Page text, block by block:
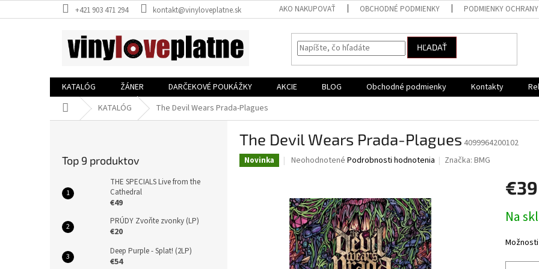
na
+421 903 471 294 kontakt@vinyloveplatne.sk AKO NAKUPOVAŤ OBCHODNÉ PODMIENKY PODMIENKY OCHRANY
HĽADAŤ
KATALÓG ŽÁNER DARČEKOVÉ POUKÁŽKY AKCIE BLOG Obchodné podmienky Kontakty
DomovKATALÓG The Devil Wears Prada-Plagues
Top 9 produktov
THE SPECIALS Live from the
Cathedral
€49
PRÚDY Zvoňte zvonky (LP)
€20
Deep Purple - Splat! (2LP)
€54
The Devil Wears Prada-Plagues 4099964200102
Novinka
Priemerné
0,0
z
5
hviezdičiek.
Neohodnotené Podrobnosti hodnotenia Značka:BMG
€39
cena:
Na